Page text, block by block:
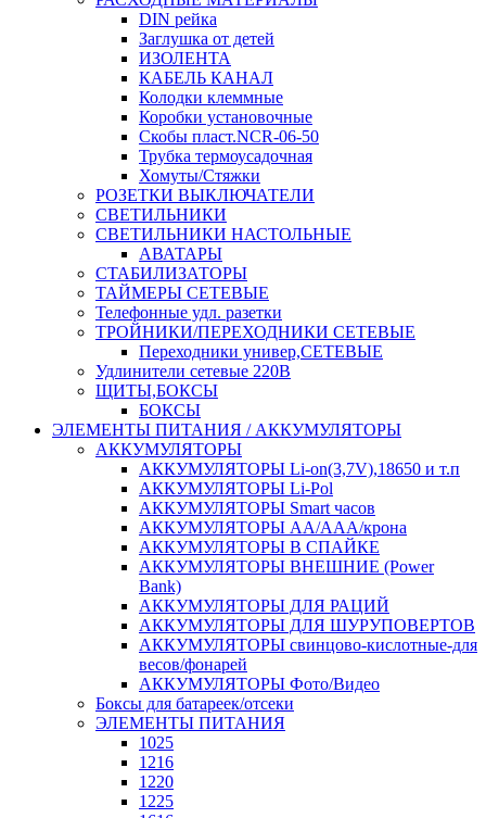
DIN рейка
Заглушка от детей
ИЗОЛЕНТА
КАБЕЛЬ КАНАЛ
Колодки клеммные
Коробки установочные
Скобы пласт.NCR-06-50
Трубка термоусадочная
Хомуты/Стяжки
РОЗЕТКИ ВЫКЛЮЧАТЕЛИ
СВЕТИЛЬНИКИ
СВЕТИЛЬНИКИ НАСТОЛЬНЫЕ
АВАТАРЫ
СТАБИЛИЗАТОРЫ
ТАЙМЕРЫ СЕТЕВЫЕ
Телефонные удл. разетки
ТРОЙНИКИ/ПЕРЕХОДНИКИ СЕТЕВЫЕ
Переходники универ,СЕТЕВЫЕ
Удлинители сетевые 220В
ЩИТЫ,БОКСЫ
БОКСЫ
ЭЛЕМЕНТЫ ПИТАНИЯ / АККУМУЛЯТОРЫ
АККУМУЛЯТОРЫ
АККУМУЛЯТОРЫ Li-on(3,7V),18650 и т.п
АККУМУЛЯТОРЫ Li-Pol
АККУМУЛЯТОРЫ Smart часов
АККУМУЛЯТОРЫ АА/ААА/крона
АККУМУЛЯТОРЫ В СПАЙКЕ
АККУМУЛЯТОРЫ ВНЕШНИЕ (Power
Bank)
АККУМУЛЯТОРЫ ДЛЯ РАЦИЙ
АККУМУЛЯТОРЫ ДЛЯ ШУРУПОВЕРТОВ
АККУМУЛЯТОРЫ свинцово-кислотные-для
весов/фонарей
АККУМУЛЯТОРЫ Фото/Видео
Боксы для батареек/отсеки
ЭЛЕМЕНТЫ ПИТАНИЯ
1025
1216
1220
1225